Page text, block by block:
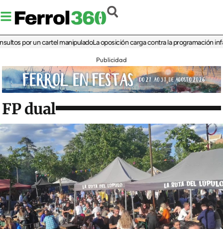
por un cartel manipuladoLa oposición carga contra la programación infantil
Publicidad
FP dual